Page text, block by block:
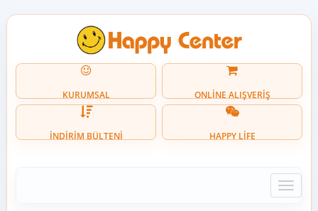
KURUMSAL ONLİNE ALIŞVERİŞ
İNDİRİM BÜLTENİ HAPPY LİFE
Toggle